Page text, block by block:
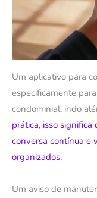
Um aplicativo para
especificamente
condominial, indo
prática, isso significa
conversa contínua e
organizados.
Um aviso de